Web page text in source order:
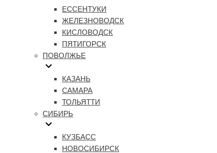
ЕССЕНТУКИ
ЖЕЛЕЗНОВОДСК
КИСЛОВОДСК
ПЯТИГОРСК
ПОВОЛЖЬЕ
КАЗАНЬ
САМАРА
ТОЛЬЯТТИ
СИБИРЬ
КУЗБАСС
НОВОСИБИРСК